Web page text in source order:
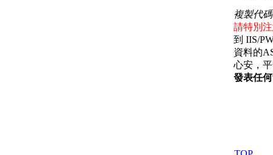
複製代碼
請特別注
到 IIS/
資料的
心安，
發表任